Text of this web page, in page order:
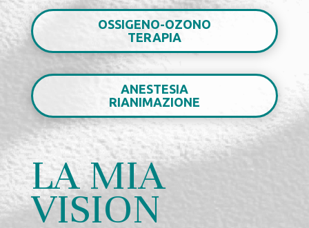
OSSIGENO-OZONO
TERAPIA
ANESTESIA
RIANIMAZIONE
LA MIA
VISION